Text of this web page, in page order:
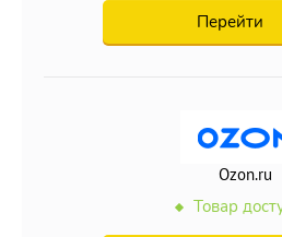
Перейти
Ozon.ru
Товар